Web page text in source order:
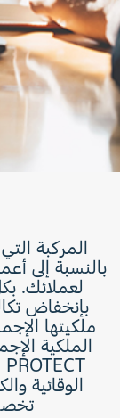
المركبة
بالنسبة إلى
لعملائك.
بإنخفاض
ملكيتها
الوقائية